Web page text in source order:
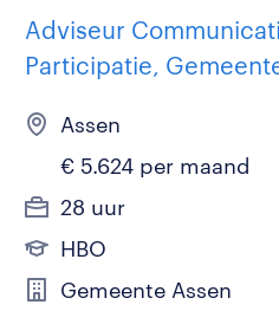
Techniek 1
Adviseur
Participatie,
Assen
€ 5.624 per maand
28 uur
HBO
Gemeente Assen